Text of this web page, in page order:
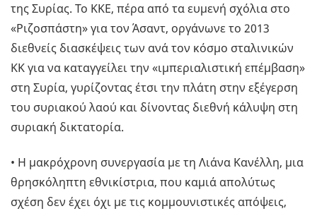
της Συρίας. Το ΚΚΕ, πέρα από τα ευμενή σχόλια στο
«Ριζοσπάστη» για τον Άσαντ, οργάνωνε το 2013
διεθνείς διασκέψεις των ανά τον κόσμο σταλινικών
ΚΚ για να καταγγείλει την «ιμπεριαλιστική επέμβαση»
στη Συρία, γυρίζοντας έτσι την πλάτη στην εξέγερση
του συριακού λαού και δίνοντας διεθνή κάλυψη στη
συριακή δικτατορία.
• Η μακρόχρονη συνεργασία με τη Λιάνα Κανέλλη, μια
θρησκόληπτη εθνικίστρια, που καμιά απολύτως
σχέση δεν έχει όχι με τις κομμουνιστικές απόψεις,